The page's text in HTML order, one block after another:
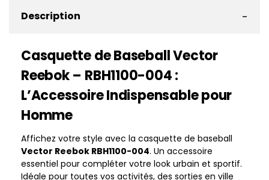
Description -
Casquette de Baseball Vector
Reebok – RBH1100-004 :
L’Accessoire Indispensable pour
Homme
Affichez votre style avec la casquette de baseball
Vector Reebok RBH1100-004. Un accessoire
essentiel pour compléter votre look urbain et sportif.
Idéale pour toutes vos activités, des sorties en ville